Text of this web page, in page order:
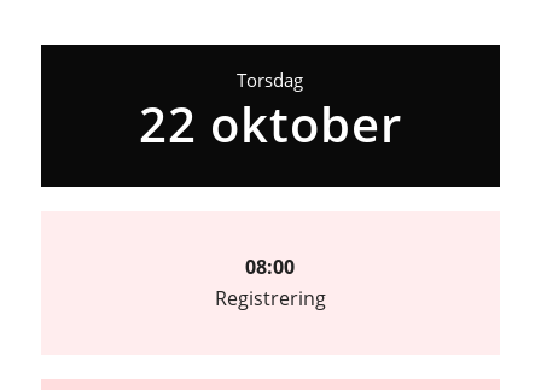
Torsdag
22 oktober
08:00
Registrering